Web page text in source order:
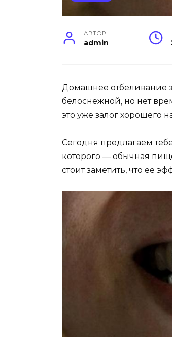
АВТОР
admin
Домашнее отбеливание
белоснежной, но нет
это уже залог хорошего
Сегодня предлагаем
которого — обычная
стоит заметить, что ее